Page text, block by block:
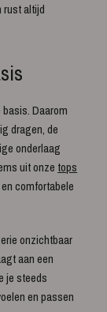
rust altijd
Daarom
dragen, de
onderlaag
uit onze tops
comfortabele
onzichtbaar
aan een
je steeds
en passen